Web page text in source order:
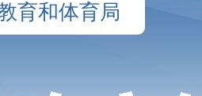
育和体育局